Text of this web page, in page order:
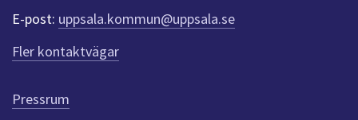
r
ö
e
E-post: uppsala.kommun@uppsala.se
Fler kontaktvägar
Pressrum